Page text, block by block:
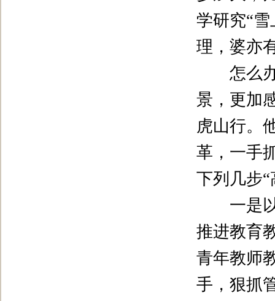
学研究“雪
理，婆亦
怎么办
景，更加
虎山行。
革，一手
下列几步“
一是以
推进教育
青年教师
手，狠抓